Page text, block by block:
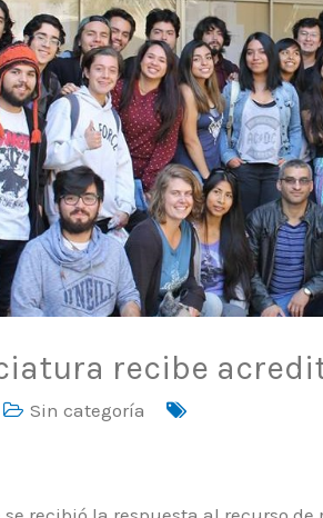
recibe
Sin categoría